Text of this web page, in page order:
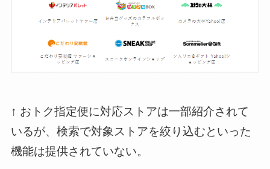
↑ おトク指定便に対応ストアは一部紹介されて
いるが、検索で対象ストアを絞り込むといった
機能は提供されていない。